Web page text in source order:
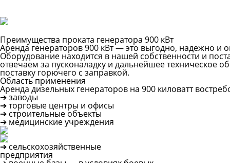
Преимущества проката генератора 900 кВт
Аренда генераторов 900 кВт — это выгодно, надежно и
Оборудование находится в нашей собственности и
отвечаем за пусконаладку и дальнейшее техническое
поставку горючего с заправкой.
Область применения
Аренда дизельных генераторов на 900 киловатт
➔ заводы
➔ торговые центры и офисы
➔ строительные объекты
➔ медицинские учреждения
➔ сельскохозяйственные
предприятия